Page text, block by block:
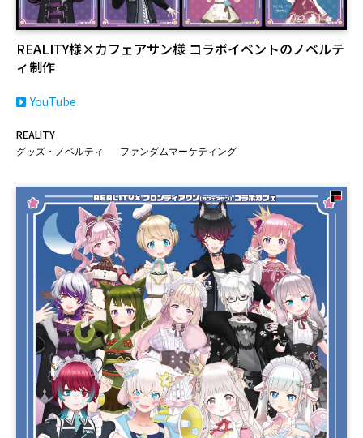
REALITY様×カフェアサン様 コラボイベントのノベルテ
ィ制作
YouTube
REALITY
グッズ・ノベルティ ファンダムマーケティング